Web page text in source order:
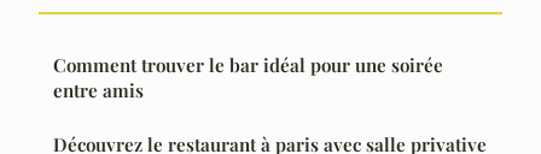
Comment trouver le bar idéal pour une soirée
entre amis
Découvrez le restaurant à paris avec salle privative